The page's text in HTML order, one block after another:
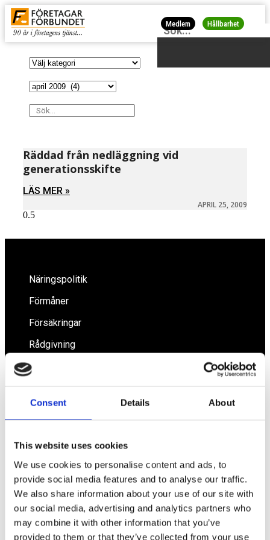
Consent Details About
This website uses cookies
We use cookies to personalise content and ads, to
provide social media features and to analyse our traffic.
We also share information about your use of our site with
our social media, advertising and analytics partners who
may combine it with other information that you’ve
provided to them or that they’ve collected from your use
Medlem Hållbarhet
Räddad från nedläggning vid
generationsskifte
LÄS MER »
APRIL 25, 2009
Av småföretagare, för småföretagare
Ett medlemskap späckat med småföretagaranpassade
medlemstjänster och förmåner. Din egen
inköpsavdelning, rådgivning, försäkringspaket och
mycket mer. Vi fokuserar på soloföretagare och små
företag med företagaren i fokus. Vi är själva
Näringspolitik
Förmåner
Försäkringar
Rådgivning
Tips
Om oss